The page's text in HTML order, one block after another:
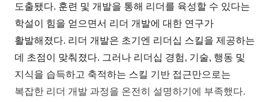
도출됐다. 훈련 및 개발을 통해 리더를 육성할 수 있다는
학설이 힘을 얻으면서 리더 개발에 대한 연구가
활발해졌다. 리더 개발은 초기엔 리더십 스킬을 제공하는
데 초점이 맞춰졌다. 그러나 리더십 경험, 기술, 행동 및
지식을 습득하고 축적하는 스킬 기반 접근만으로는
복잡한 리더 개발 과정을 온전히 설명하기에 부족했다.